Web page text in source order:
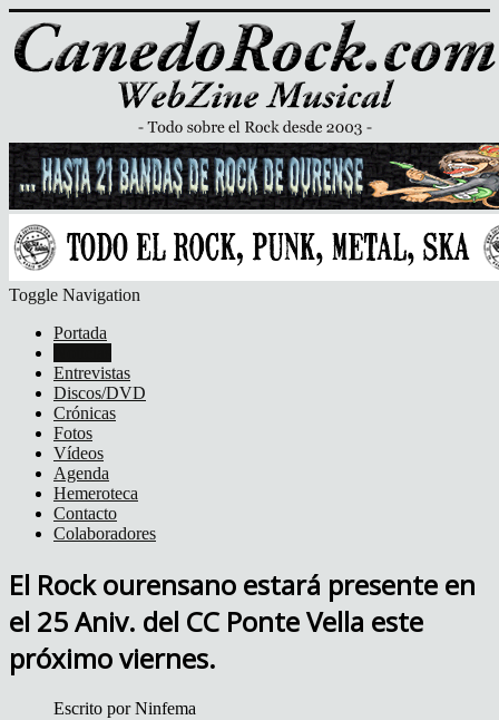
Toggle Navigation
Portada
Entrevistas
Discos/DVD
Crónicas
Fotos
Vídeos
Agenda
Hemeroteca
Contacto
Colaboradores
El Rock ourensano estará presente en
el 25 Aniv. del CC Ponte Vella este
próximo viernes.
Escrito porNinfema